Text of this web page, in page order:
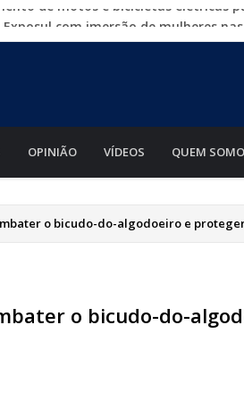
com imersão de mulheres nas
de motos e bicicletas elétricas
OPINIÃO VÍDEOS QUEM
o bicudo-do-algodoeiro e
o bicudo-do-